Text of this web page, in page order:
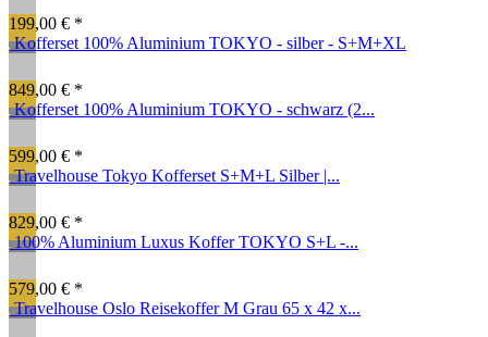
199,00 € *
Kofferset 100% Aluminium TOKYO - silber - S+M+XL
849,00 € *
Kofferset 100% Aluminium TOKYO - schwarz (2...
599,00 € *
Travelhouse Tokyo Kofferset S+M+L Silber |...
829,00 € *
100% Aluminium Luxus Koffer TOKYO S+L -...
579,00 € *
Travelhouse Oslo Reisekoffer M Grau 65 x 42 x...